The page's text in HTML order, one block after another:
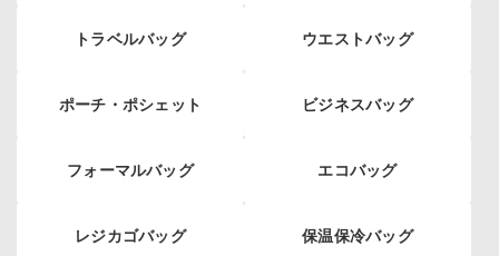
トラベルバッグ ウエストバッグ
ポーチ・ポシェット ビジネスバッグ
フォーマルバッグ エコバッグ
レジカゴバッグ 保温保冷バッグ